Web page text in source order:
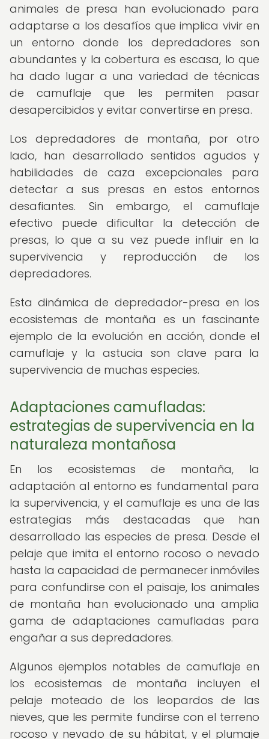
animales de presa han evolucionado para
adaptarse a los desafíos que implica vivir en
un entorno donde los depredadores son
abundantes y la cobertura es escasa, lo que
ha dado lugar a una variedad de técnicas
de camuflaje que les permiten pasar
desapercibidos y evitar convertirse en presa.
Los depredadores de montaña, por otro
lado, han desarrollado sentidos agudos y
habilidades de caza excepcionales para
detectar a sus presas en estos entornos
desafiantes. Sin embargo, el camuflaje
efectivo puede dificultar la detección de
presas, lo que a su vez puede influir en la
supervivencia y reproducción de los
depredadores.
Esta dinámica de depredador-presa en los
ecosistemas de montaña es un fascinante
ejemplo de la evolución en acción, donde el
camuflaje y la astucia son clave para la
supervivencia de muchas especies.
Adaptaciones camufladas:
estrategias de supervivencia en la
naturaleza montañosa
En los ecosistemas de montaña, la
adaptación al entorno es fundamental para
la supervivencia, y el camuflaje es una de las
estrategias más destacadas que han
desarrollado las especies de presa. Desde el
pelaje que imita el entorno rocoso o nevado
hasta la capacidad de permanecer inmóviles
para confundirse con el paisaje, los animales
de montaña han evolucionado una amplia
gama de adaptaciones camufladas para
engañar a sus depredadores.
Algunos ejemplos notables de camuflaje en
los ecosistemas de montaña incluyen el
pelaje moteado de los leopardos de las
nieves, que les permite fundirse con el terreno
rocoso y nevado de su hábitat, y el plumaje